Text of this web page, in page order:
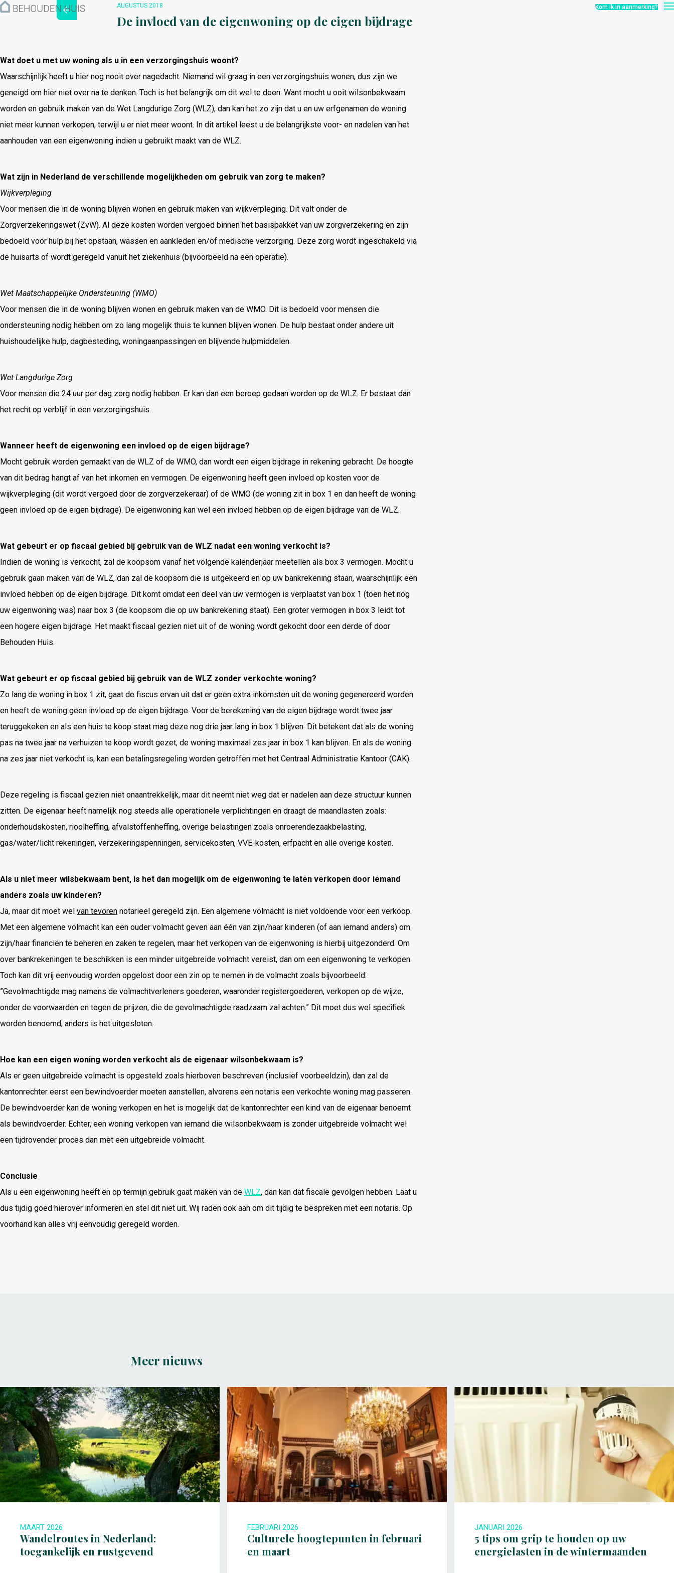
Hoe werkt het?
Kom ik in aanmerking?
AUGUSTUS 2018
De invloed van de eigenwoning op de eigen bijdrage
Wat doet u met uw woning als u in een verzorgingshuis woont?
Waarschijnlijk heeft u hier nog nooit over nagedacht. Niemand wil graag in een verzorgingshuis wonen, dus zijn we
geneigd om hier niet over na te denken. Toch is het belangrijk om dit wel te doen. Want mocht u ooit wilsonbekwaam
worden en gebruik maken van de Wet Langdurige Zorg (WLZ), dan kan het zo zijn dat u en uw erfgenamen de woning
niet meer kunnen verkopen, terwijl u er niet meer woont. In dit artikel leest u de belangrijkste voor- en nadelen van het
aanhouden van een eigenwoning indien u gebruikt maakt van de WLZ.
Wat zijn in Nederland de verschillende mogelijkheden om gebruik van zorg te maken?
Wijkverpleging
Voor mensen die in de woning blijven wonen en gebruik maken van wijkverpleging. Dit valt onder de
Zorgverzekeringswet (ZvW). Al deze kosten worden vergoed binnen het basispakket van uw zorgverzekering en zijn
bedoeld voor hulp bij het opstaan, wassen en aankleden en/of medische verzorging. Deze zorg wordt ingeschakeld via
de huisarts of wordt geregeld vanuit het ziekenhuis (bijvoorbeeld na een operatie).
Wet Maatschappelijke Ondersteuning (WMO)
Voor mensen die in de woning blijven wonen en gebruik maken van de WMO. Dit is bedoeld voor mensen die
ondersteuning nodig hebben om zo lang mogelijk thuis te kunnen blijven wonen. De hulp bestaat onder andere uit
huishoudelijke hulp, dagbesteding, woningaanpassingen en blijvende hulpmiddelen.
Wet Langdurige Zorg
Voor mensen die 24 uur per dag zorg nodig hebben. Er kan dan een beroep gedaan worden op de WLZ. Er bestaat dan
het recht op verblijf in een verzorgingshuis.
Wanneer heeft de eigenwoning een invloed op de eigen bijdrage?
Mocht gebruik worden gemaakt van de WLZ of de WMO, dan wordt een eigen bijdrage in rekening gebracht. De hoogte
van dit bedrag hangt af van het inkomen en vermogen. De eigenwoning heeft geen invloed op kosten voor de
wijkverpleging (dit wordt vergoed door de zorgverzekeraar) of de WMO (de woning zit in box 1 en dan heeft de woning
geen invloed op de eigen bijdrage). De eigenwoning kan wel een invloed hebben op de eigen bijdrage van de WLZ.
Wat gebeurt er op fiscaal gebied bij gebruik van de WLZ nadat een woning verkocht is?
Indien de woning is verkocht, zal de koopsom vanaf het volgende kalenderjaar meetellen als box 3 vermogen. Mocht u
gebruik gaan maken van de WLZ, dan zal de koopsom die is uitgekeerd en op uw bankrekening staan, waarschijnlijk een
invloed hebben op de eigen bijdrage. Dit komt omdat een deel van uw vermogen is verplaatst van box 1 (toen het nog
uw eigenwoning was) naar box 3 (de koopsom die op uw bankrekening staat). Een groter vermogen in box 3 leidt tot
een hogere eigen bijdrage. Het maakt fiscaal gezien niet uit of de woning wordt gekocht door een derde of door
Behouden Huis.
Wat gebeurt er op fiscaal gebied bij gebruik van de WLZ zonder verkochte woning?
Zo lang de woning in box 1 zit, gaat de fiscus ervan uit dat er geen extra inkomsten uit de woning gegenereerd worden
en heeft de woning geen invloed op de eigen bijdrage. Voor de berekening van de eigen bijdrage wordt twee jaar
teruggekeken en als een huis te koop staat mag deze nog drie jaar lang in box 1 blijven. Dit betekent dat als de woning
pas na twee jaar na verhuizen te koop wordt gezet, de woning maximaal zes jaar in box 1 kan blijven. En als de woning
na zes jaar niet verkocht is, kan een betalingsregeling worden getroffen met het Centraal Administratie Kantoor (CAK).
Deze regeling is fiscaal gezien niet onaantrekkelijk, maar dit neemt niet weg dat er nadelen aan deze structuur kunnen
zitten. De eigenaar heeft namelijk nog steeds alle operationele verplichtingen en draagt de maandlasten zoals:
onderhoudskosten, rioolheffing, afvalstoffenheffing, overige belastingen zoals onroerendezaakbelasting,
gas/water/licht rekeningen, verzekeringspenningen, servicekosten, VVE-kosten, erfpacht en alle overige kosten.
Als u niet meer wilsbekwaam bent, is het dan mogelijk om de eigenwoning te laten verkopen door iemand
anders zoals uw kinderen?
Ja, maar dit moet wel van tevoren notarieel geregeld zijn. Een algemene volmacht is niet voldoende voor een verkoop.
Met een algemene volmacht kan een ouder volmacht geven aan één van zijn/haar kinderen (of aan iemand anders) om
zijn/haar financiën te beheren en zaken te regelen, maar het verkopen van de eigenwoning is hierbij uitgezonderd. Om
over bankrekeningen te beschikken is een minder uitgebreide volmacht vereist, dan om een eigenwoning te verkopen.
Toch kan dit vrij eenvoudig worden opgelost door een zin op te nemen in de volmacht zoals bijvoorbeeld:
”Gevolmachtigde mag namens de volmachtverleners goederen, waaronder registergoederen, verkopen op de wijze,
onder de voorwaarden en tegen de prijzen, die de gevolmachtigde raadzaam zal achten.” Dit moet dus wel specifiek
worden benoemd, anders is het uitgesloten.
Hoe kan een eigen woning worden verkocht als de eigenaar wilsonbekwaam is?
Als er geen uitgebreide volmacht is opgesteld zoals hierboven beschreven (inclusief voorbeeldzin), dan zal de
kantonrechter eerst een bewindvoerder moeten aanstellen, alvorens een notaris een verkochte woning mag passeren.
De bewindvoerder kan de woning verkopen en het is mogelijk dat de kantonrechter een kind van de eigenaar benoemt
als bewindvoerder. Echter, een woning verkopen van iemand die wilsonbekwaam is zonder uitgebreide volmacht wel
een tijdrovender proces dan met een uitgebreide volmacht.
Conclusie
Als u een eigenwoning heeft en op termijn gebruik gaat maken van de WLZ, dan kan dat fiscale gevolgen hebben. Laat u
dus tijdig goed hierover informeren en stel dit niet uit. Wij raden ook aan om dit tijdig te bespreken met een notaris. Op
voorhand kan alles vrij eenvoudig geregeld worden.
Meer nieuws
MAART 2026
Wandelroutes in Nederland:
toegankelijk en rustgevend
FEBRUARI 2026
Culturele hoogtepunten in februari
en maart
JANUARI 2026
5 tips om grip te houden op uw
energielasten in de wintermaanden